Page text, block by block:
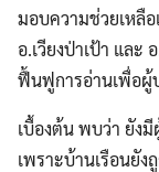
มอบความช่วยเหลื
อ.เวียงป่าเป้า และ
ฟื้นฟูการอ่านเพื่อผู้
เบื้องต้น พบว่า ยัง
เพราะบ้านเรือนยั